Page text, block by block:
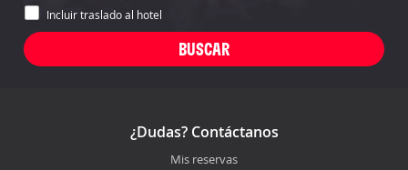
Incluir traslado al hotel
¿Dudas? Contáctanos
Mis reservas